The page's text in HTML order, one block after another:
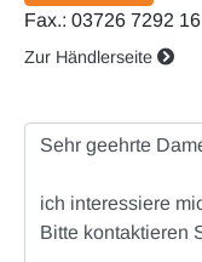
Fax.: 03726 7292 16
Zur Händlerseite